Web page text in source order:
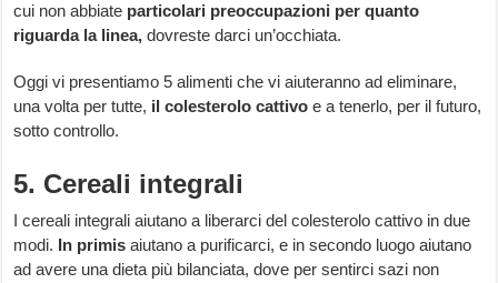
cui non abbiate particolari preoccupazioni per quanto
riguarda la linea,dovreste darci un’occhiata.
Oggi vi presentiamo 5 alimenti che vi aiuteranno ad eliminare,
una volta per tutte, il colesterolo cattivoe a tenerlo, per il futuro,
sotto controllo.
5. Cereali integrali
I cereali integrali aiutano a liberarci del colesterolo cattivo in due
modi. In primisaiutano a purificarci, e in secondo luogo aiutano
ad avere una dieta più bilanciata, dove per sentirci sazi non